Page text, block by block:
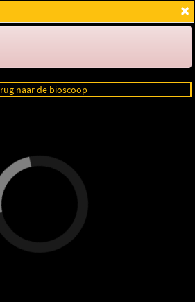
Login
×
naar de bioscoop